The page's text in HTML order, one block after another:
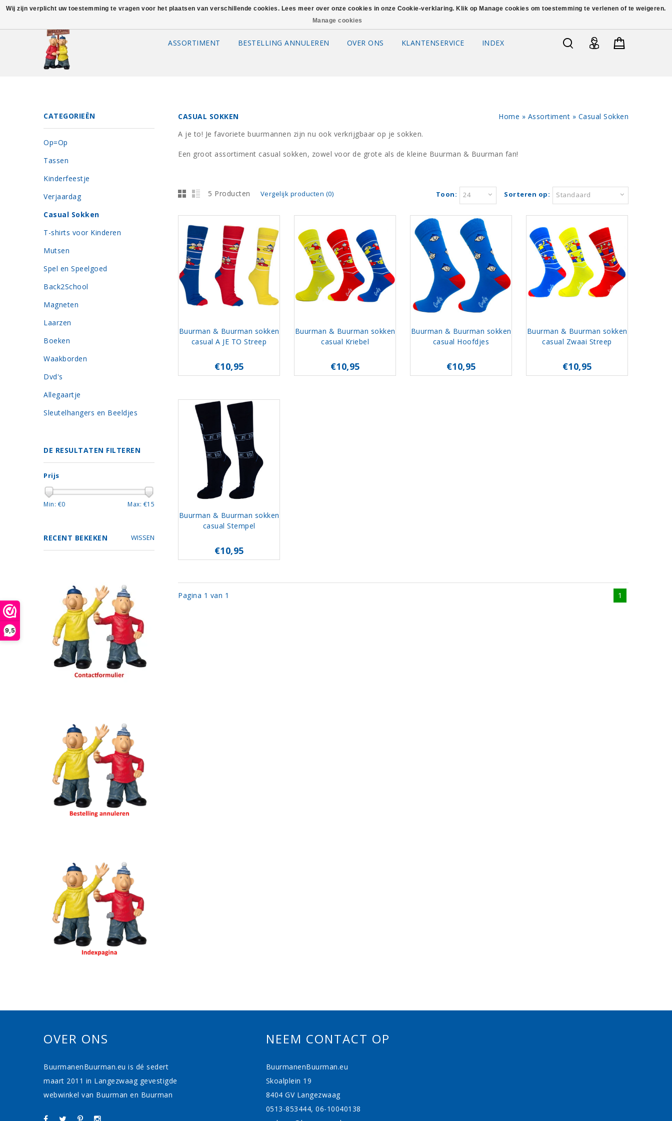
9,5
ASSORTIMENT BESTELLING ANNULEREN OVER ONS KLANTENSERVICE INDEX
Home » Assortiment » Casual Sokken
CASUAL SOKKEN
A je to! Je favoriete buurmannen zijn nu ook verkrijgbaar op je sokken.
Een groot assortiment casual sokken, zowel voor de grote als de kleine Buurman & Buurman fan!
5 Producten Vergelijk producten (0) Sorteren op: Standaard
Toon: 24
Buurman & Buurman sokken
casual A JE TO Streep
€10,95
Buurman & Buurman sokken
casual Kriebel
€10,95
Buurman & Buurman sokken
casual Hoofdjes
€10,95
Buurman & Buurman sokken
casual Zwaai Streep
€10,95
Buurman & Buurman sokken
casual Stempel
€10,95
Pagina 1 van 1 1
CATEGORIEËN
Op=Op
Tassen
Kinderfeestje
Verjaardag
Casual Sokken
T-shirts voor Kinderen
Mutsen
Spel en Speelgoed
Back2School
Magneten
Laarzen
Boeken
Waakborden
Dvd's
Allegaartje
Sleutelhangers en Beeldjes
DE RESULTATEN FILTEREN
Prijs
Min: €0 Max: €15
RECENT BEKEKEN WISSEN
OVER ONS
BuurmanenBuurman.eu is dé sedert
maart 2011 in Langezwaag gevestigde
webwinkel van Buurman en Buurman
NEEM CONTACT OP
BuurmanenBuurman.eu
Skoalplein 19
8404 GV Langezwaag
0513-853444, 06-10040138
Wij zijn verplicht uw toestemming te vragen voor het plaatsen van verschillende cookies. Lees meer over onze cookies in onze Cookie-verklaring. Klik op Manage cookies om toestemming te verlenen of te weigeren.
Manage cookies